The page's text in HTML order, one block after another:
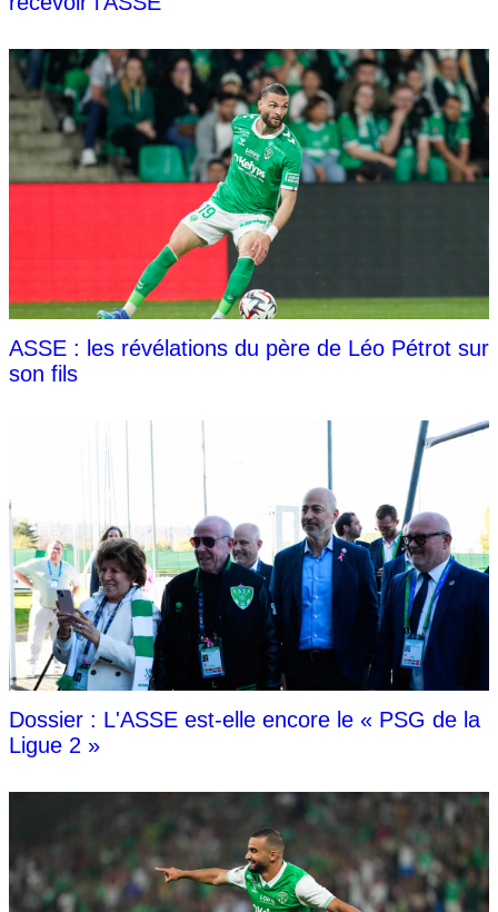
ASSE : les révélations du père de Léo Pétrot sur
son fils
Dossier : L'ASSE est-elle encore le « PSG de la
Ligue 2 »